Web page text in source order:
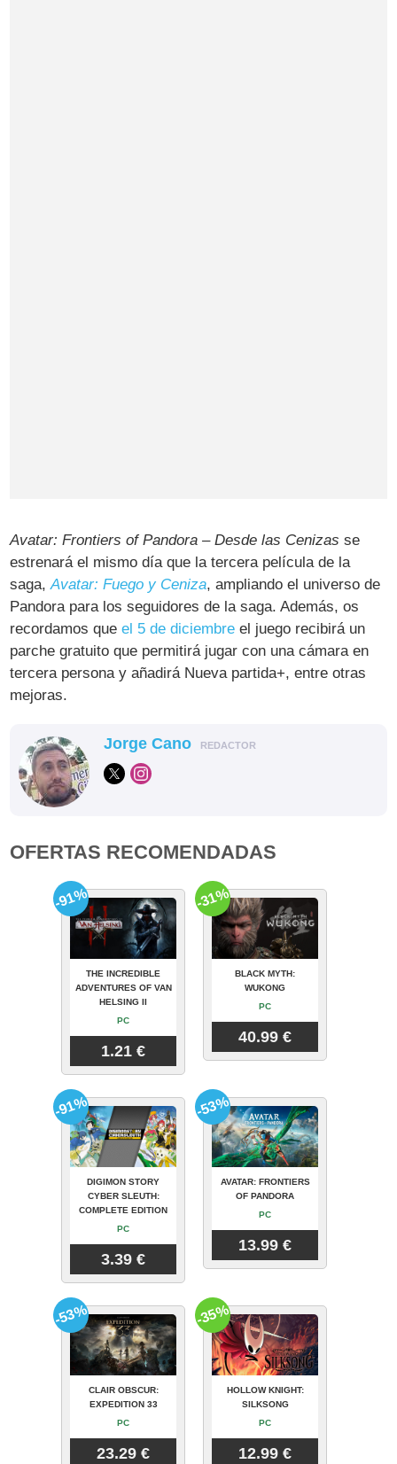
Avatar: Frontiers of Pandora – Desde las Cenizas se
estrenará el mismo día que la tercera película de la
saga,Avatar: Fuego y Ceniza, ampliando el universo de
Pandora para los seguidores de la saga. Además, os
recordamos queel 5 de diciembre el juego recibirá un
parche gratuito que permitirá jugar con una cámara en
tercera persona y añadirá Nueva partida+, entre otras
mejoras.
Jorge Cano REDACTOR
OFERTAS RECOMENDADAS
THE INCREDIBLE
ADVENTURES OF VAN
HELSING II
PC
1.21 €
-91%
BLACK MYTH:
WUKONG
PC
40.99 €
-31%
DIGIMON STORY
CYBER SLEUTH:
COMPLETE EDITION
PC
3.39 €
-91%
AVATAR: FRONTIERS
OF PANDORA
PC
13.99 €
-53%
CLAIR OBSCUR:
EXPEDITION 33
PC
23.29 €
-53%
HOLLOW KNIGHT:
SILKSONG
PC
12.99 €
-35%